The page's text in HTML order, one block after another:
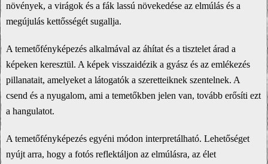
növények, a virágok és a fák lassú növekedése az elmúlás és a
megújulás kettősségét sugallja.
A temetőfényképezés alkalmával az áhítat és a tisztelet árad a
képeken keresztül. A képek visszaidézik a gyász és az emlékezés
pillanatait, amelyeket a látogatók a szeretteiknek szentelnek. A
csend és a nyugalom, ami a temetőkben jelen van, tovább erősíti ezt
a hangulatot.
A temetőfényképezés egyéni módon interpretálható. Lehetőséget
nyújt arra, hogy a fotós reflektáljon az elmúlásra, az élet